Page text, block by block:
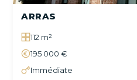
ARRAS
112 m²
195 000 €
Immédiate